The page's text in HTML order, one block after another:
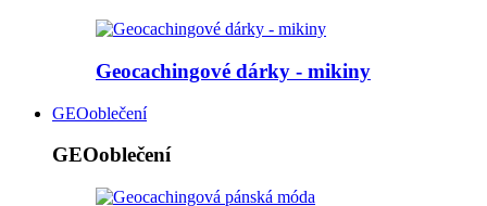
Geocachingové dárky - mikiny
GEOoblečení
GEOoblečení